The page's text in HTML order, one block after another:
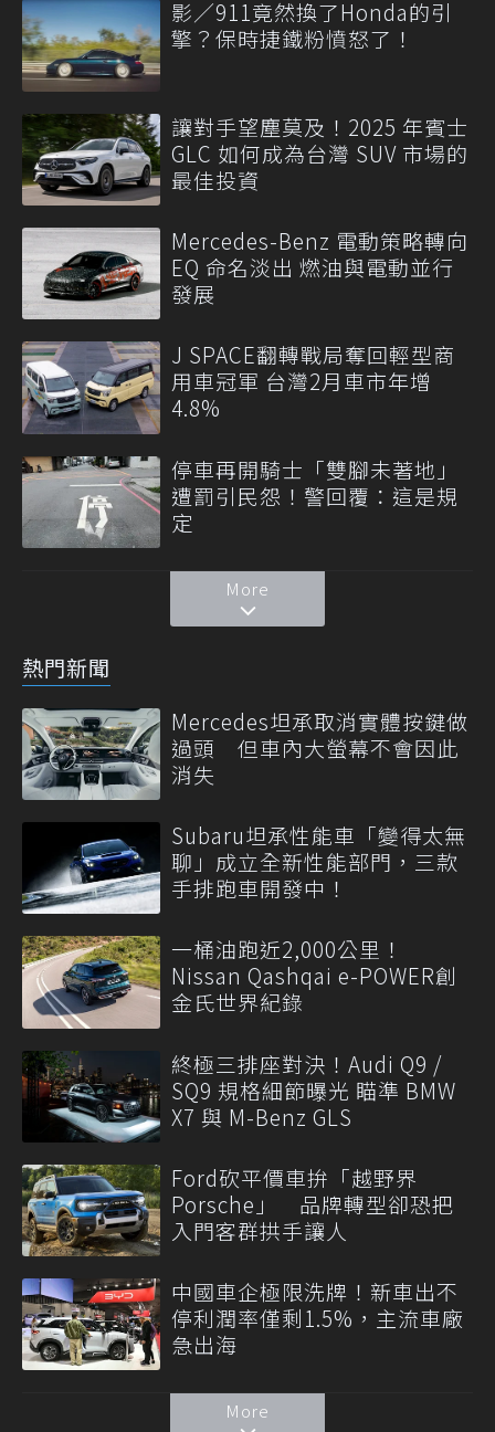
影／911竟然換了Honda的引
擎？保時捷鐵粉憤怒了！
讓對手望塵莫及！2025 年賓士
GLC 如何成為台灣 SUV 市場的
最佳投資
Mercedes-Benz 電動策略轉向
EQ 命名淡出 燃油與電動並行
發展
J SPACE翻轉戰局奪回輕型商
用車冠軍 台灣2月車市年增
4.8%
停車再開騎士「雙腳未著地」
遭罰引民怨！警回覆：這是規
定
More
熱門新聞
Mercedes坦承取消實體按鍵做
過頭 但車內大螢幕不會因此
消失
Subaru坦承性能車「變得太無
聊」成立全新性能部門，三款
手排跑車開發中！
一桶油跑近2,000公里！
Nissan Qashqai e-POWER創
金氏世界紀錄
終極三排座對決！Audi Q9 /
SQ9 規格細節曝光 瞄準 BMW
X7 與 M-Benz GLS
Ford砍平價車拚「越野界
Porsche」 品牌轉型卻恐把
入門客群拱手讓人
中國車企極限洗牌！新車出不
停利潤率僅剩1.5%，主流車廠
急出海
More